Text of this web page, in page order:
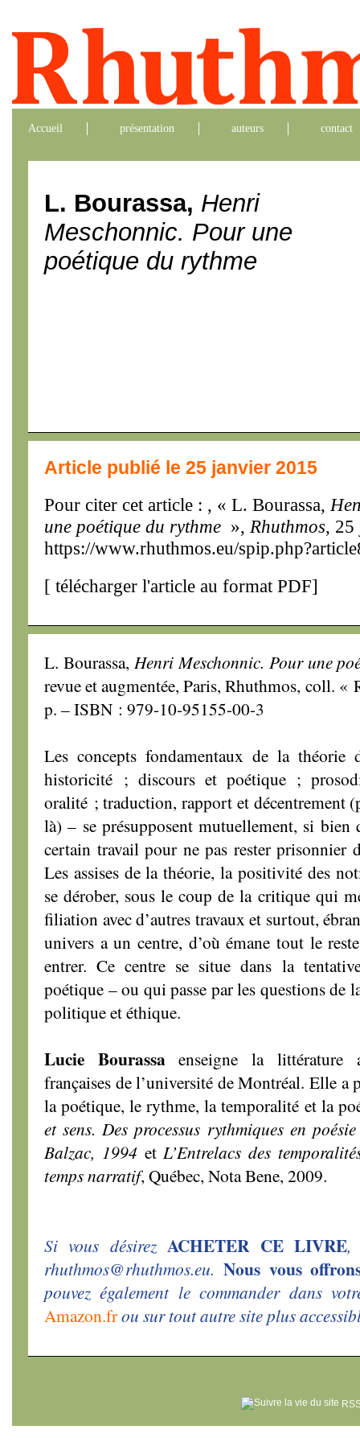
Accueil présentation auteurs contact
L. Bourassa, Henri
Meschonnic. Pour une
poétique du rythme
Article publié le 25 janvier 2015
Pour citer cet article : , « L. Bourassa,
une poétique du rythme », Rhuthmos, 25
https://www.rhuthmos.eu/
[ télécharger l'article au format PDF]
L. Bourassa, Henri Meschonnic. Pour une
revue et augmentée, Paris, Rhuthmos, coll.
p. – ISBN : 979-10-95155-00-3
Les concepts fondamentaux de la
historicité ; discours et poétique ;
oralité ; traduction, rapport et décentrement
là) – se présupposent mutuellement, si
certain travail pour ne pas rester prisonnier
Les assises de la théorie, la positivité des
se dérober, sous le coup de la critique qui
filiation avec d’autres travaux et surtout,
univers a un centre, d’où émane tout le
entrer. Ce centre se situe dans la
poétique – ou qui passe par les questions de
politique et éthique.
Lucie Bourassaenseigne la littérature
françaises de l’université de Montréal. Elle a
la poétique, le rythme, la temporalité et la
et sens. Des processus rythmiques en
Balzac, 1994etL’Entrelacs des
temps narratif, Québec, Nota Bene, 2009.
Si vous désirezACHETER CE LIVRE,
rhuthmos@rhuthmos.eu. Nous vous
pouvez également le commander dans
Amazon.frou sur tout autre site plus